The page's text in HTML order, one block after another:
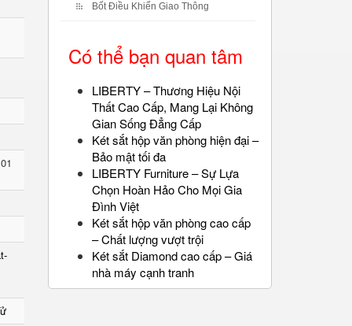
Bốt Điều Khiển Giao Thông
Có thể bạn quan tâm
LIBERTY – Thương Hiệu Nội
Thất Cao Cấp, Mang Lại Không
Gian Sống Đẳng Cấp
Két sắt hộp văn phòng hiện đại –
Bảo mật tối đa
LIBERTY Furniture – Sự Lựa
Chọn Hoàn Hảo Cho Mọi Gia
Đình Việt
Két sắt hộp văn phòng cao cấp
– Chất lượng vượt trội
Két sắt Diamond cao cấp – Giá
nhà máy cạnh tranh